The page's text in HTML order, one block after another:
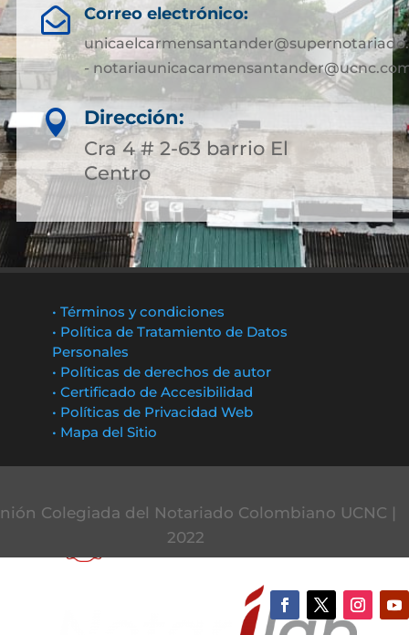
 Correo electrónico:
-

Dirección:
Cra 4 # 2-63 barrio El
Centro
• Términos y condiciones
• Política de Tratamiento de Datos
Personales
• Políticas de derechos de autor
• Certificado de Accesibilidad
• Políticas de Privacidad Web
• Mapa del Sitio
Colegiada del Notariado Colombiano UCNC |
2022